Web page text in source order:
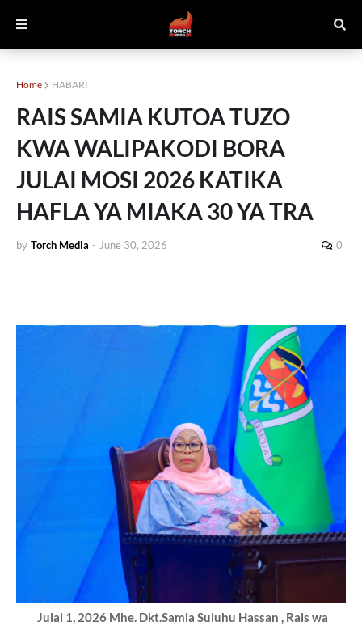
Home HABARI
RAIS SAMIA KUTOA TUZO
KWA WALIPAKODI BORA
JULAI MOSI 2026 KATIKA
HAFLA YA MIAKA 30 YA TRA
by Torch Media - June 30, 2026 0
Julai 1, 2026 Mhe. Dkt.Samia Suluhu Hassan , Rais wa